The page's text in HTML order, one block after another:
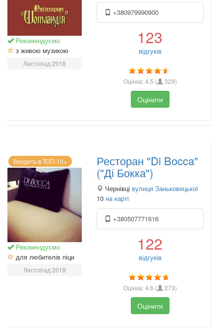
Рекомендуємо
з живою музикою
Листопад 2018
+380979990900
123
відгуків
Оцінка:4.5 ( 329)
Оцінити
Входить в ТОП-10+
Рекомендуємо
для любителів піци
Листопад 2018
Ресторан "Di Bocca"
("Ді Бокка")
Чернівці вулиця Заньковецької
10 на карті
+380507771616
122
відгуків
Оцінка:4.6 ( 273)
Оцінити